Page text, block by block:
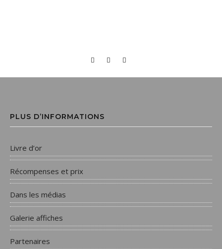
PLUS D’INFORMATIONS
Livre d’or
Récompenses et prix
Dans les médias
Galerie affiches
Partenaires